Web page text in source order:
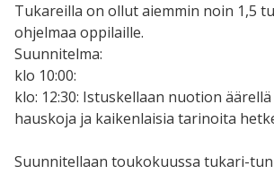
Tukareilla on ollut aiemmin noin 1,5
ohjelmaa oppilaille.
Suunnitelma:
klo 10:00:
klo: 12:30: Istuskellaan nuotion
hauskoja ja kaikenlaisia tarinoita
Suunnitellaan toukokuussa tukari-